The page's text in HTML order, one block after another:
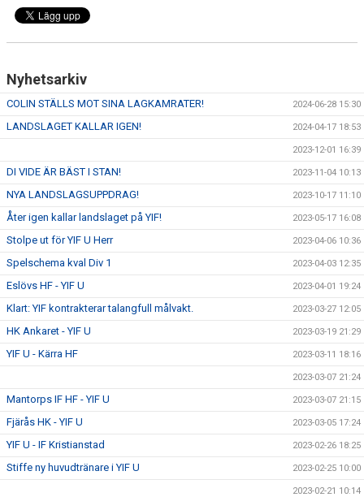
Nyhetsarkiv
COLIN STÄLLS MOT SINA LAGKAMRATER! 2024-06-28 15:30
LANDSLAGET KALLAR IGEN! 2024-04-17 18:53
2023-12-01 16:39
DI VIDE ÄR BÄST I STAN! 2023-11-04 10:13
NYA LANDSLAGSUPPDRAG! 2023-10-17 11:10
Åter igen kallar landslaget på YIF! 2023-05-17 16:08
Stolpe ut för YIF U Herr 2023-04-06 10:36
Spelschema kval Div 1 2023-04-03 12:35
Eslövs HF - YIF U 2023-04-01 19:24
Klart: YIF kontrakterar talangfull målvakt. 2023-03-27 12:05
HK Ankaret - YIF U 2023-03-19 21:29
YIF U - Kärra HF 2023-03-11 18:16
2023-03-07 21:24
Mantorps IF HF - YIF U 2023-03-07 21:15
Fjärås HK - YIF U 2023-03-05 17:24
YIF U - IF Kristianstad 2023-02-26 18:25
Stiffe ny huvudtränare i YIF U 2023-02-25 10:00
2023-02-21 10:14